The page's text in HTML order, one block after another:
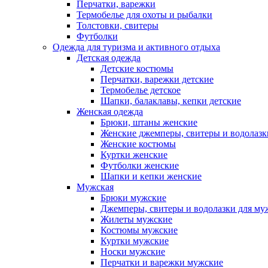
Перчатки, варежки
Термобелье для охоты и рыбалки
Толстовки, свитеры
Футболки
Одежда для туризма и активного отдыха
Детская одежда
Детские костюмы
Перчатки, варежки детские
Термобелье детское
Шапки, балаклавы, кепки детские
Женская одежда
Брюки, штаны женские
Женские джемперы, свитеры и
Женские костюмы
Куртки женские
Футболки женские
Шапки и кепки женские
Мужская
Брюки мужские
Джемперы, свитеры и водолазки для
Жилеты мужские
Костюмы мужские
Куртки мужские
Носки мужские
Перчатки и варежки мужские